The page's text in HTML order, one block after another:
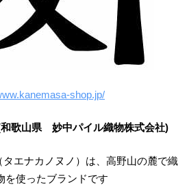
shop.jp/
歌山県 妙中パイル織物株式会社)
タエナカノヌノ）は、高野山の麓で織
を使ったブランドです